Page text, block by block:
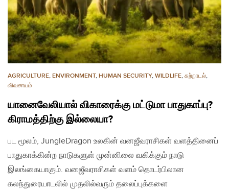
AGRICULTURE, ENVIRONMENT, HUMAN SECURITY, WILDLIFE, சுற்றாடல்,
விவசாயம்
யானைவேலியால் விகாரைக்கு மட்டுமா பாதுகாப்பு?
கிராமத்திற்கு இல்லையா?
பட மூலம், JungleDragon உலகின் வனஜீவராசிகள் வளத்தினைப்
பாதுகாக்கின்ற நாடுகளுள் முன்னிலை வகிக்கும் நாடு
இலங்கையாகும். வனஜீவராசிகள் வளம் தொடர்பிலான
கலந்துரையாடலில் முதலில்வரும் தலைப்புக்களை